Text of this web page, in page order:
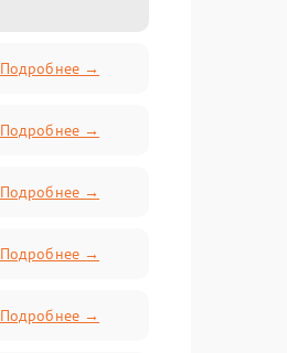
Подробнее →
Подробнее →
Подробнее →
Подробнее →
Подробнее →